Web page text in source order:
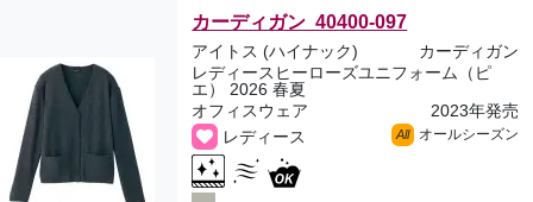
カーディガン 40400-097
アイトス (ハイナック)
カーディガン
レディースヒーローズユニフォーム（ピ
エ） 2026 春夏
オフィスウェア
2023年発売
レディース
All オールシーズン